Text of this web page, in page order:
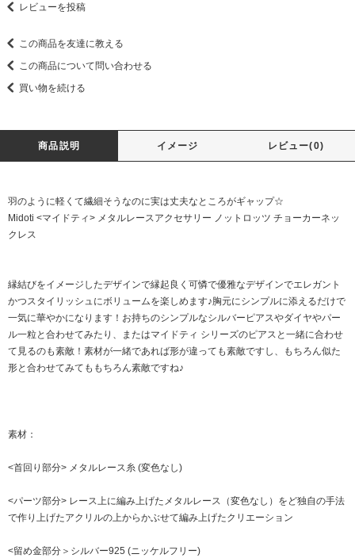
レビューを投稿
この商品を友達に教える
この商品について問い合わせる
買い物を続ける
商品説明 イメージ レビュー(0)
羽のように軽くて繊細そうなのに実は丈夫なところがギャップ☆
Midoti <マイドティ> メタルレースアクセサリー ノットロッツ チョーカーネッ
クレス
縁結びをイメージしたデザインで縁起良く可憐で優雅なデザインでエレガント
かつスタイリッシュにボリュームを楽しめます♪胸元にシンプルに添えるだけで
一気に華やかになります！お持ちのシンプルなシルバーピアスやダイヤやパー
ル一粒と合わせてみたり、またはマイドティ シリーズのピアスと一緒に合わせ
て見るのも素敵！素材が一緒であれば形が違っても素敵ですし、もちろん似た
形と合わせてみてももちろん素敵ですね♪
素材：
<首回り部分> メタルレース糸 (変色なし)
<パーツ部分> レース上に編み上げたメタルレース（変色なし）をど独自の手法
で作り上げたアクリルの上からかぶせて編み上げたクリエーション
<留め金部分＞シルバー925 (ニッケルフリー)